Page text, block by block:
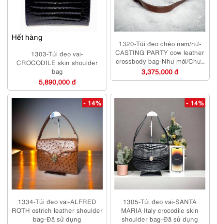
Hết hàng
1303-Túi đeo vai-
CROCODILE skin shoulder
bag
5,890,000 đ
1320-Túi đeo chéo nam/nữ-
CASTING PARTY cow leather
crossbody bag-Như mới/Chưa
sử dụng
3,375,000 đ
- 14%
1334-Túi đeo vai-ALFRED
ROTH ostrich leather shoulder
bag-Đã sử dụng
- 14%
1305-Túi đeo vai-SANTA
MARIA Italy crocodile skin
shoulder bag-Đã sử dụng